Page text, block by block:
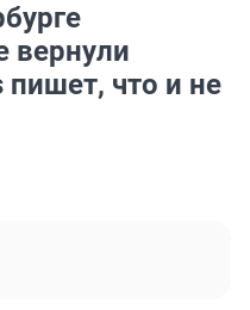
вернули
что и не